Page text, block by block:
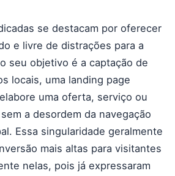
se destacam por oferecer
e livre de distrações para a
seu objetivo é a captação de
locais, uma landing page
uma oferta, serviço ou
a desordem da navegação
Essa singularidade geralmente
mais altas para visitantes
nelas, pois já expressaram